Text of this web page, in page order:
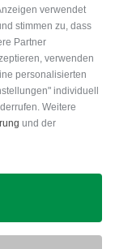
verwendet
stimmen zu, dass
Partner
verwenden
personalisierten
individuell
Weitere
und der